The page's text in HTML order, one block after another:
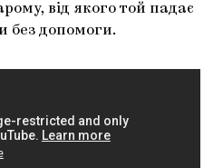
від якого той падає
без допомоги.